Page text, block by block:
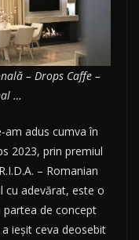
– Drops Caffe –
…
am adus cumva în
2023, prin premiul
– Romanian
cu adevărat, este o
de concept
ieșit ceva deosebit